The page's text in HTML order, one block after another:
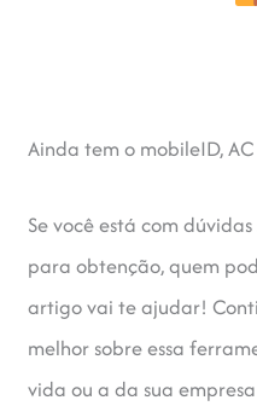
Ainda tem o mobileID, AC
Se você está com
para obtenção, quem
artigo vai te ajudar!
melhor sobre essa
vida ou a da sua